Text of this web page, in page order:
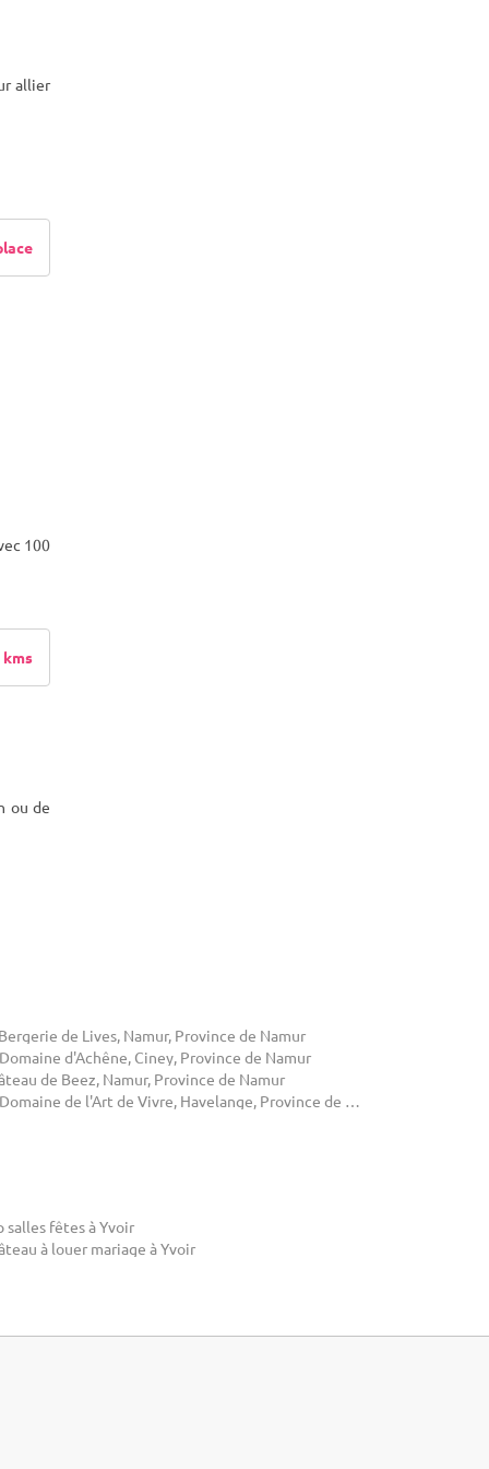
allier
100
kms
ou de
de Lives, Namur, Province de Namur
d'Achêne, Ciney, Province de Namur
de Beez, Namur, Province de Namur
Le Domaine de l'Art de Vivre, Havelange, Province de Namur
salles fêtes à Yvoir
à louer mariage à Yvoir